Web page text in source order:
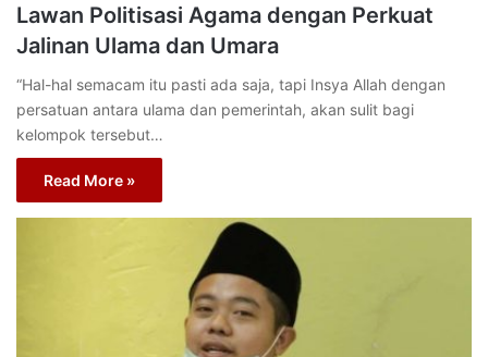
Lawan Politisasi Agama dengan Perkuat
Jalinan Ulama dan Umara
“Hal-hal semacam itu pasti ada saja, tapi Insya Allah dengan
persatuan antara ulama dan pemerintah, akan sulit bagi
kelompok tersebut…
Read More »